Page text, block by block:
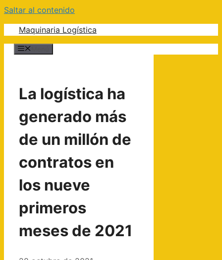
Saltar al contenido
Maquinaria Logística
La logística ha
generado más
de un millón de
contratos en
los nueve
primeros
meses de 2021